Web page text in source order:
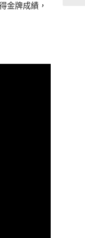
金牌成績，